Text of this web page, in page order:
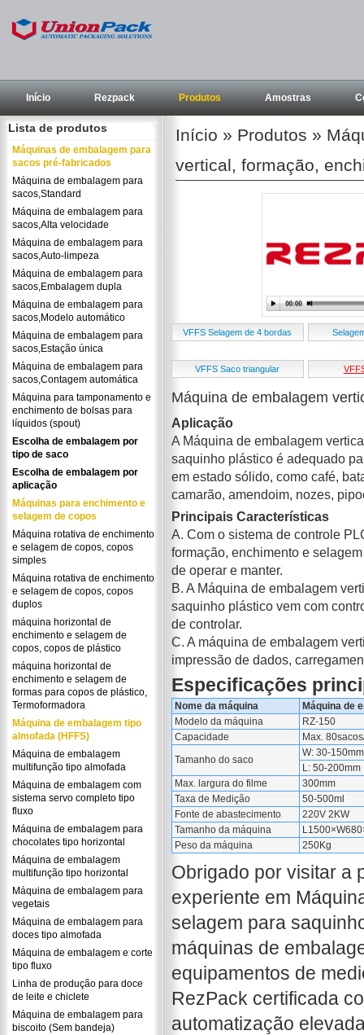
Início Rezpack Produtos Amostras
Lista de produtos
Máquinas de embalagem para
sacos pré-fabricados
Máquina de embalagem para
sacos,Standard
Máquina de embalagem para
sacos,Alta velocidade
Máquina de embalagem para
sacos,Auto-limpeza
Máquina de embalagem para
sacos,Embalagem dupla
Máquina de embalagem para
sacos,Modelo automático
Máquina de embalagem para
sacos,Estação única
Máquina de embalagem para
sacos,Contagem automática
Máquina para tamponamento e
enchimento de bolsas para
líquidos (spout)
Escolha de embalagem por
tipo de saco
Escolha de embalagem por
aplicação
Máquinas para enchimento e
selagem de copos
Máquina rotativa de enchimento
e selagem de copos, copos
simples
Máquina rotativa de enchimento
e selagem de copos, copos
duplos
máquina horizontal de
enchimento e selagem de
copos, copos de plástico
máquina horizontal de
enchimento e selagem de
formas para copos de plástico,
Termoformadora
Máquina de embalagem tipo
almofada (HFFS)
Máquina de embalagem
multifunção tipo almofada
Máquina de embalagem com
sistema servo completo tipo
fluxo
Máquina de embalagem para
chocolates tipo horizontal
Máquina de embalagem
multifunção tipo horizontal
Máquina de embalagem para
vegetais
Máquina de embalagem para
doces tipo almofada
Máquina de embalagem e corte
tipo fluxo
Linha de produção para doce
de leite e chiclete
Máquina de embalagem para
biscoito (Sem bandeja)
Início » Produtos »
vertical, formação,
VFFS Selagem de 4 bordas
VFFS Saco triangular
Máquina de embalagem
Aplicação
A Máquina de embalagem
saquinho plástico é adequado
em estado sólido, como café,
camarão, amendoim, nozes,
Principais Características
A. Com o sistema de controle
formação, enchimento e
de operar e manter.
B. A Máquina de embalagem
saquinho plástico vem com
de controlar.
C. A máquina de embalagem
impressão de dados,
Especificações
Nome da máquina
Máquina de
Modelo da máquina
RZ-150
Capacidade
Max.
Tamanho do saco
W: 30-150mm
L: 50-200mm
Max. largura do filme
300mm
Taxa de Medição
50-500ml
Fonte de abastecimento
220V 2KW
Tamanho da máquina
Peso da máquina
250Kg
Obrigado por visitar a
experiente em
selagem para
máquinas de
equipamentos de
RezPack certificada
automatização